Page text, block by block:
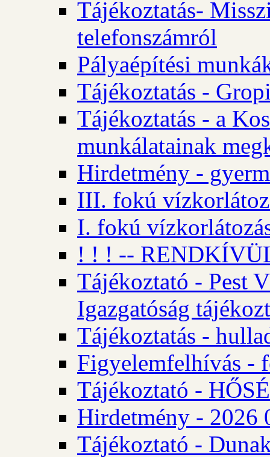
Tájékoztatás-
telefonszámról
Pályaépítési
Tájékoztatás -
Tájékoztatás - a
munkálatainak
Hirdetmény -
III. fokú
I. fokú
! ! ! --
Tájékoztató - Pest
Igazgatóság
Tájékoztatás -
Figyelemfelhívás -
Tájékoztató -
Hirdetmény - 2026
Tájékoztató -